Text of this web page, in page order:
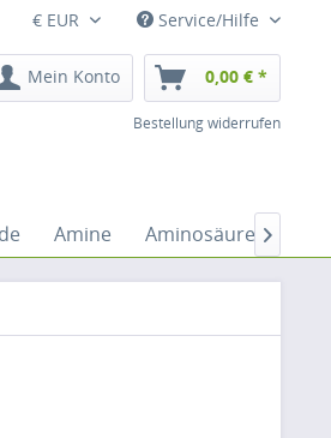
€ EUR Service/Hilfe
Mein Konto 0,00 € *
Bestellung widerrufen
Amine Aminosäuren